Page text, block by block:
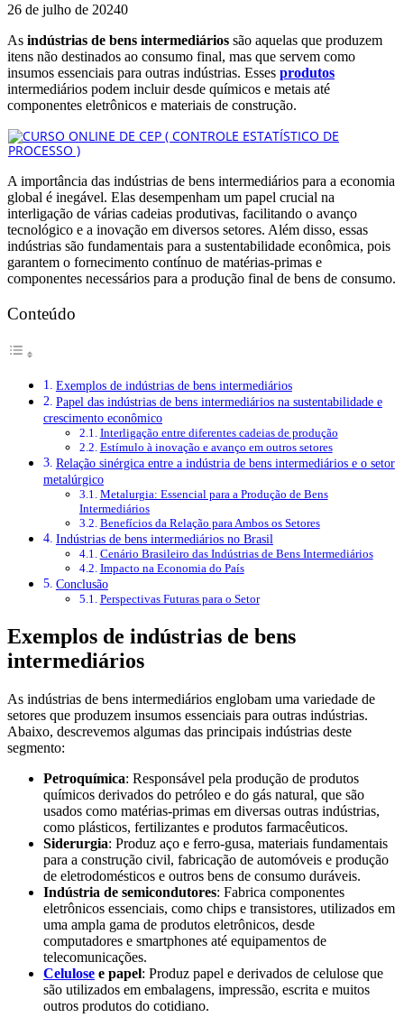
26 de julho de 20240
As indústrias de bens intermediários são aquelas que produzem
itens não destinados ao consumo final, mas que servem como
insumos essenciais para outras indústrias. Esses produtos
intermediários podem incluir desde químicos e metais até
componentes eletrônicos e materiais de construção.
A importância das indústrias de bens intermediários para a economia
global é inegável. Elas desempenham um papel crucial na
interligação de várias cadeias produtivas, facilitando o avanço
tecnológico e a inovação em diversos setores. Além disso, essas
indústrias são fundamentais para a sustentabilidade econômica, pois
garantem o fornecimento contínuo de matérias-primas e
componentes necessários para a produção final de bens de consumo.
Conteúdo
Exemplos de indústrias de bens intermediários
Papel das indústrias de bens intermediários na sustentabilidade e
crescimento econômico
Interligação entre diferentes cadeias de produção
Estímulo à inovação e avanço em outros setores
Relação sinérgica entre a indústria de bens intermediários e o setor
metalúrgico
Metalurgia: Essencial para a Produção de Bens
Intermediários
Benefícios da Relação para Ambos os Setores
Indústrias de bens intermediários no Brasil
Cenário Brasileiro das Indústrias de Bens Intermediários
Impacto na Economia do País
Conclusão
Perspectivas Futuras para o Setor
Exemplos de indústrias de bens
intermediários
As indústrias de bens intermediários englobam uma variedade de
setores que produzem insumos essenciais para outras indústrias.
Abaixo, descrevemos algumas das principais indústrias deste
segmento:
Petroquímica: Responsável pela produção de produtos
químicos derivados do petróleo e do gás natural, que são
usados como matérias-primas em diversas outras indústrias,
como plásticos, fertilizantes e produtos farmacêuticos.
Siderurgia: Produz aço e ferro-gusa, materiais fundamentais
para a construção civil, fabricação de automóveis e produção
de eletrodomésticos e outros bens de consumo duráveis.
Indústria de semicondutores: Fabrica componentes
eletrônicos essenciais, como chips e transistores, utilizados em
uma ampla gama de produtos eletrônicos, desde
computadores e smartphones até equipamentos de
telecomunicações.
Celulose e papel: Produz papel e derivados de celulose que
são utilizados em embalagens, impressão, escrita e muitos
outros produtos do cotidiano.